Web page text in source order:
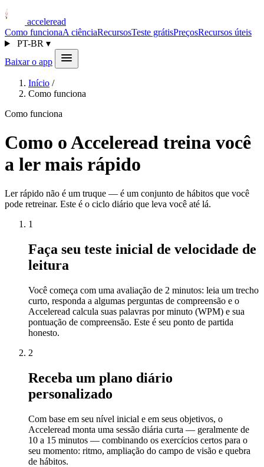
acceleread
Como funcionaA ciênciaRecursosTeste grátisPreçosRecursos úteis
PT-BR ▾
Baixar o app
Início /
Como funciona
Como funciona
Como o Acceleread treina você
a ler mais rápido
Ler rápido não é um truque — é um conjunto de hábitos que você
pode retreinar. Este é o ciclo diário que leva você até lá.
1
Faça seu teste inicial de velocidade de
leitura
Você começa com uma avaliação de 2 minutos: leia um trecho
curto, responda a algumas perguntas de compreensão e o
Acceleread calcula suas palavras por minuto (WPM) e sua
pontuação de compreensão. Este é seu ponto de partida
honesto.
2
Receba um plano diário
personalizado
Com base em seu nível inicial e em seus objetivos, o
Acceleread monta uma sessão diária curta — geralmente de
10 a 15 minutos — combinando os exercícios certos para o
seu momento: ritmo, ampliação do campo de visão e quebra
de hábitos.